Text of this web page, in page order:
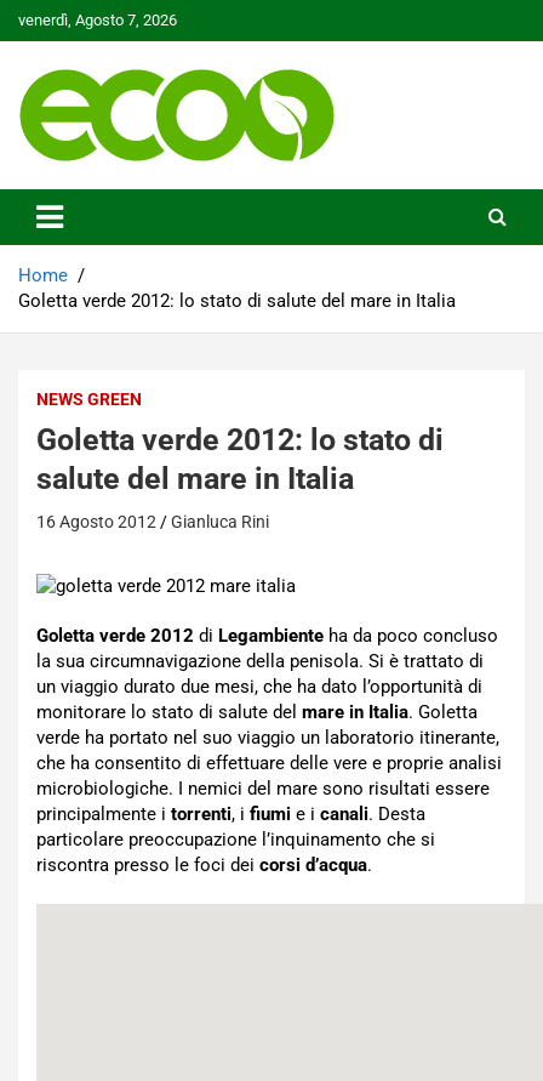
to
venerdì, Agosto 7, 2026
Ecoo.it
Home
Goletta verde 2012: lo stato di salute del mare in Italia
NEWS GREEN
Goletta verde 2012: lo stato di
salute del mare in Italia
16 Agosto 2012 Gianluca Rini
Goletta verde 2012 di Legambiente ha da poco concluso
la sua circumnavigazione della penisola. Si è trattato di
un viaggio durato due mesi, che ha dato l’opportunità di
monitorare lo stato di salute del mare in Italia. Goletta
verde ha portato nel suo viaggio un laboratorio itinerante,
che ha consentito di effettuare delle vere e proprie analisi
microbiologiche. I nemici del mare sono risultati essere
principalmente i torrenti, i fiumi e i canali. Desta
particolare preoccupazione l’inquinamento che si
riscontra presso le foci dei corsi d’acqua.